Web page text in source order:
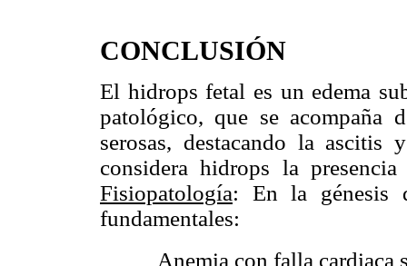
CONCLUSIÓN
El hidrops fetal es un edema
patológico, que se acompaña
serosas, destacando la
considera hidrops la
Fisiopatología: En la génesis
fundamentales:
 Anemia con falla cardiaca